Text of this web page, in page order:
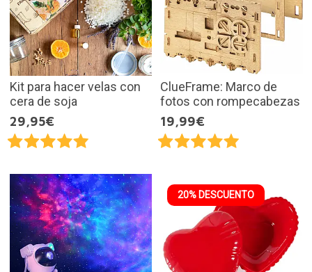
Kit para hacer velas con
cera de soja
29,95€
ClueFrame: Marco de
fotos con rompecabezas
19,99€
20% DESCUENTO